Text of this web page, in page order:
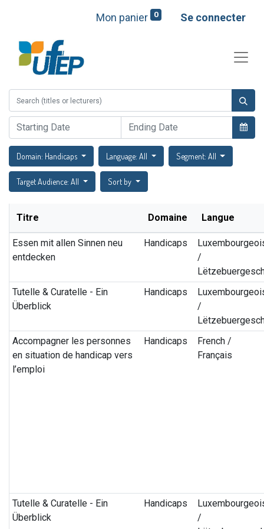
Mon panier 0 Se connecter
Domain: Handicaps Language: All Segment: All
Target Audience: All Sort by
Titre Domaine Langue
Essen mit allen Sinnen neu
entdecken
Handicaps
/
Tutelle & Curatelle - Ein
Überblick
Handicaps
/
Accompagner les personnes
en situation de handicap vers
l’emploi
Handicaps
French /
Français
Tutelle & Curatelle - Ein
Überblick
Handicaps
/